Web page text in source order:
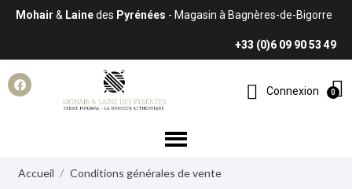
Mohair & Lainedes Pyrénées - Magasin à Bagnères-de-Bigorre
+33 (0)6 09 90 53 49
Connexion
Accueil Conditions générales de vente